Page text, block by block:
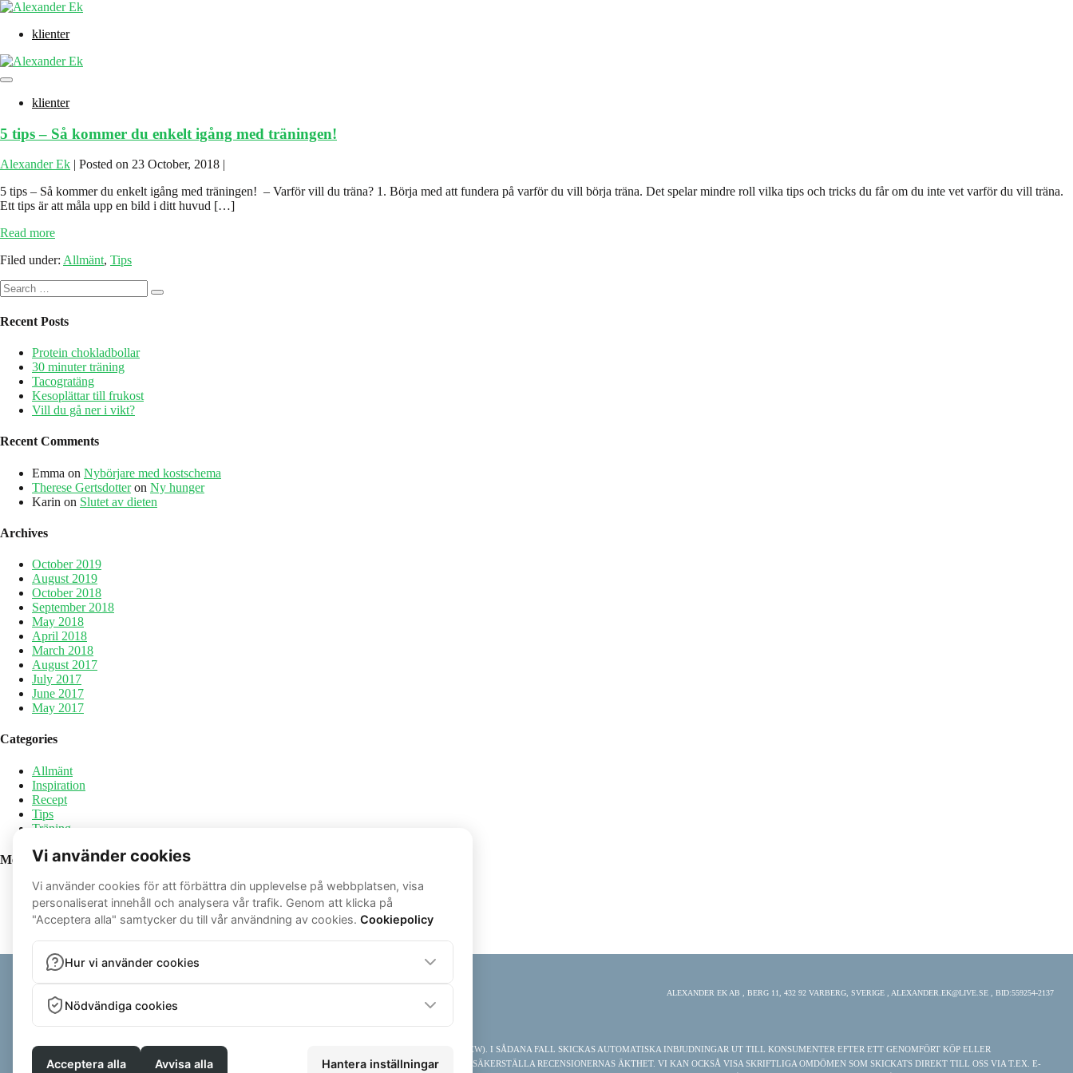
Skip
contentklienter
Menu
Toggleklienter
5 tips – Så kommer du enkelt igång med träningen!
Alexander Ek | Posted on 23 October, 2018 |
5 tips – Så kommer du enkelt igång med träningen! – Varför vill du träna? 1. Börja med att fundera på varför du vill börja träna. Det spelar mindre roll vilka tips och tricks du får om du inte vet varför du vill träna.
Ett tips är att måla upp en bild i ditt huvud […]
Read more5
–
enkelt
med
träningen!
Filed under: Allmänt, Tips
Search
for:
Recent Posts
Protein chokladbollar
30 minuter träning
Tacogratäng
Kesoplättar till frukost
Vill du gå ner i vikt?
Recent Comments
Emma on Nybörjare med kostschema
Therese Gertsdotteron Ny hunger
Karin on Slutet av dieten
Archives
October 2019
August 2019
October 2018
September 2018
May 2018
April 2018
March 2018
August 2017
July 2017
June 2017
May 2017
Categories
Allmänt
Inspiration
Recept
Tips
Träning
Meta
Log in
Entries feed
Comments feed
POWERED BY ZENFIT - PERSONAL TRAINER SOFTWARE
PRIVACY
ALEXANDER EK AB , BERG 11, 432 92 VARBERG, SVERIGE , ALEXANDER.EK@LIVE.SE , BID:559254-2137
VI KAN SAMLA IN RECENSIONER VIA OBEROENDE PLATTFORMAR (T.EX. TRUSTPILOT ELLER SIMPLY REVIEW). I SÅDANA FALL SKICKAS AUTOMATISKA INBJUDNINGAR UT TILL KONSUMENTER EFTER ETT GENOMFÖRT KÖP ELLER
COACHINGPROGRAM. DESSA PLATTFORMAR ANVÄNDER SINA EGNA INTERNA KONTROLLSYSTEM FÖR ATT SÄKERSTÄLLA RECENSIONERNAS ÄKTHET. VI KAN OCKSÅ VISA SKRIFTLIGA OMDÖMEN SOM SKICKATS DIREKT TILL OSS VIA T.EX. E-